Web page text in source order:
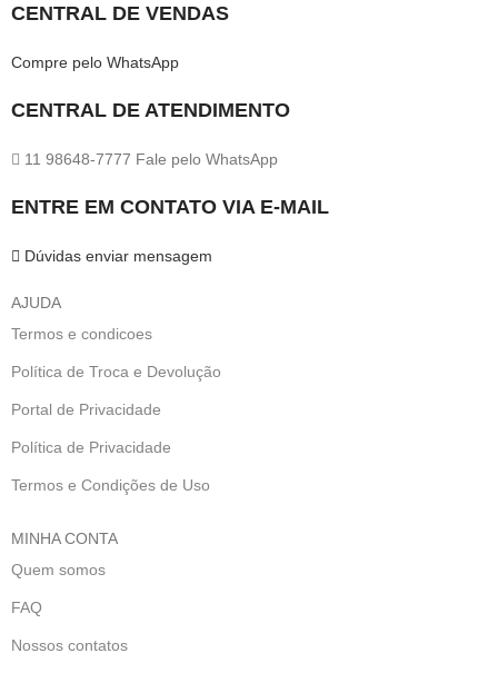
CENTRAL DE VENDAS
Compre pelo WhatsApp
CENTRAL DE ATENDIMENTO
11 98648-7777 Fale pelo WhatsApp
ENTRE EM CONTATO VIA E-MAIL
Dúvidas enviar mensagem
AJUDA
Termos e condicoes
Política de Troca e Devolução
Portal de Privacidade
Política de Privacidade
Termos e Condições de Uso
MINHA CONTA
Quem somos
FAQ
Nossos contatos